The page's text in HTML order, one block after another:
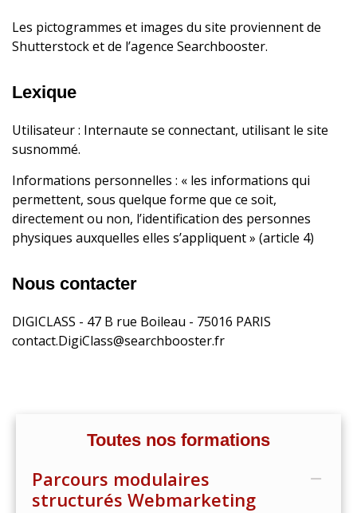
Les pictogrammes et images du site proviennent de
Shutterstock et de l’agence Searchbooster.
Lexique
Utilisateur : Internaute se connectant, utilisant le site
susnommé.
Informations personnelles : « les informations qui
permettent, sous quelque forme que ce soit,
directement ou non, l’identification des personnes
physiques auxquelles elles s’appliquent » (article 4)
Nous contacter
DIGICLASS - 47 B rue Boileau - 75016 PARIS
contact.DigiClass@searchbooster.fr
Toutes nos formations
Parcours modulaires
structurés Webmarketing